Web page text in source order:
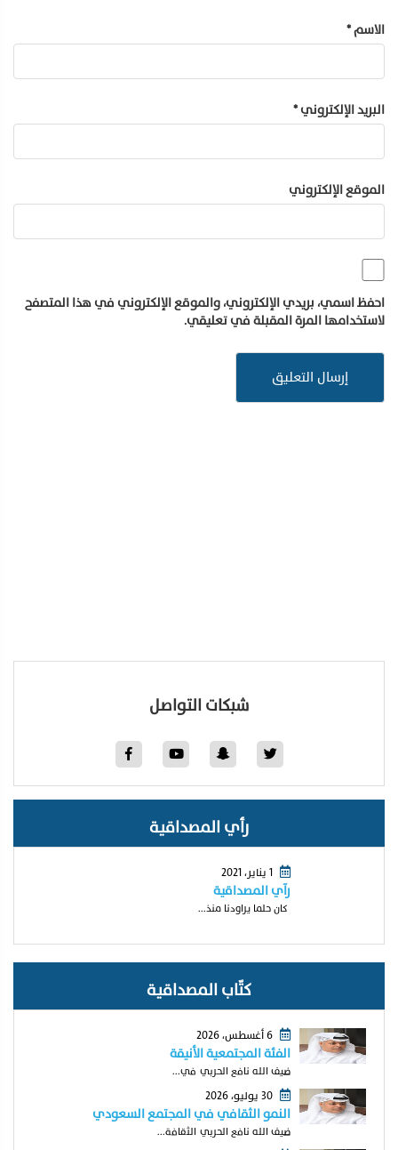
الاسم*
البريد الإلكتروني*
الموقع الإلكتروني
احفظ اسمي، بريدي الإلكتروني، والموقع الإلكتروني في هذا المتصفح
لاستخدامها المرة المقبلة في تعليقي.
شبكات التواصل
رأي المصداقية
1 يناير، 2021
رآي المصداقية
كان حلما يراودنا منذ...
كتّاب المصداقية
6 أغسطس، 2026
الفئة المجتمعية الأنيقة
ضيف الله نافع الحربي في...
30 يوليو، 2026
النمو الثقافي في المجتمع السعودي
ضيف الله نافع الحربي الثقافة...